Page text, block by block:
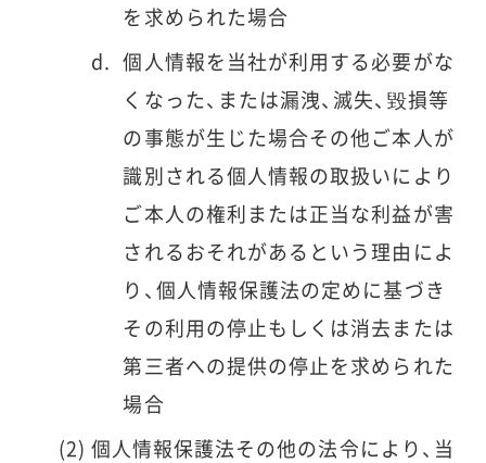
を求められた場合
個人情報を当社が利用する必要がな
くなった、または漏洩、滅失、毀損等
の事態が生じた場合その他ご本人が
識別される個人情報の取扱いにより
ご本人の権利または正当な利益が害
されるおそれがあるという理由によ
り、個人情報保護法の定めに基づき
その利用の停止もしくは消去または
第三者への提供の停止を求められた
場合
個人情報保護法その他の法令により、当